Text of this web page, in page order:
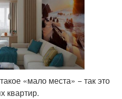
«мало места» − так это
квартир.